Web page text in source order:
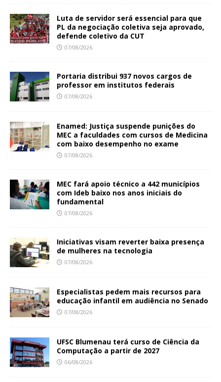
Luta de servidor será essencial para que
PL da negociação coletiva seja aprovado,
defende coletivo da CUT
07/08/2026
Portaria distribui 937 novos cargos de
professor em institutos federais
07/08/2026
Enamed: Justiça suspende punições do
MEC a faculdades com cursos de Medicina
com baixo desempenho no exame
07/08/2026
MEC fará apoio técnico a 442 municípios
com Ideb baixo nos anos iniciais do
fundamental
07/08/2026
Iniciativas visam reverter baixa presença
de mulheres na tecnologia
07/08/2026
Especialistas pedem mais recursos para
educação infantil em audiência no Senado
07/08/2026
UFSC Blumenau terá curso de Ciência da
Computação a partir de 2027
06/08/2026